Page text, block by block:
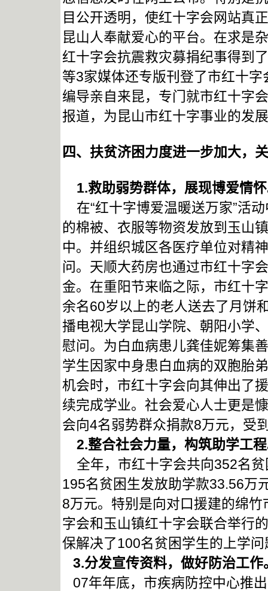
目公开透明，使红十字会网站真
昆山人奉献爱心的平台。在求是
红十字会抗震救灾募捐纪事得到
等3家媒体还专版刊登了市红十
编导亲自来昆，专门就市红十字
报道，为昆山市红十字事业的发
四、扶贫济困力度进一步加大，
1.救助弱势群体，展现博爱情
在“红十字博爱温暖送万家”活
的棉被、衣服等物资发放到玉山
中。并组织城区各医疗单位对精
问。天顺大药房也通过市红十字
金。在重阳节来临之际，市红十
余名60岁以上的老人送去了月饼
播电视大学昆山学院、朝阳小学
慰问。为白血病患儿龚佳妮筹集
学生因家中身患白血病的双胞胎
机会时，市红十字会向其伸出了
续完成学业。社会爱心人士更是
会向4名弱势群众捐款8万元，受
2.整合社会力量，构筑助学工
全年，市红十字会共向352名
195名贫困生发放助学款33.56万
8万元。特别是向对口援建的绵
字会和玉山镇红十字会联合举行
保解决了100名贫困学生的上学问
3.分发宣传资料，做好防治工作
07年年底，市疾病防控中心推